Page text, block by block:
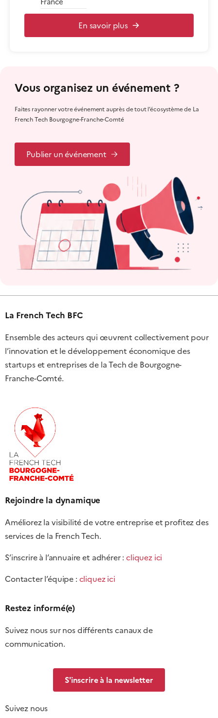
En savoir plus
Vous organisez un événement ?
Faites rayonner votre événement auprès de tout l’écosystème de La
French Tech Bourgogne-Franche-Comté
Publier un événement
La French Tech BFC
Ensemble des acteurs qui œuvrent collectivement pour
l’innovation et le développement économique des
startups et entreprises de la Tech de Bourgogne-
Franche-Comté.
Rejoindre la dynamique
Améliorez la visibilité de votre entreprise et profitez des
services de la French Tech.
S’inscrire à l’annuaire et adhérer :cliquez ici
Contacter l’équipe : cliquez ici
Restez informé(e)
Suivez nous sur nos différents canaux de
communication.
S'inscrire à la newsletter
Suivez nous